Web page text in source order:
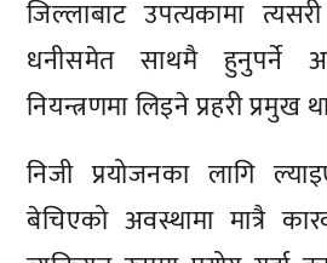
जिल्लाबाट उपत्यकामा
धनीसमेत साथमै हुनुपर्ने
नियन्त्रणमा लिइने प्रहरी प्रमुख
निजी प्रयोजनका लागि
बेचिएको अवस्थामा मात्रै